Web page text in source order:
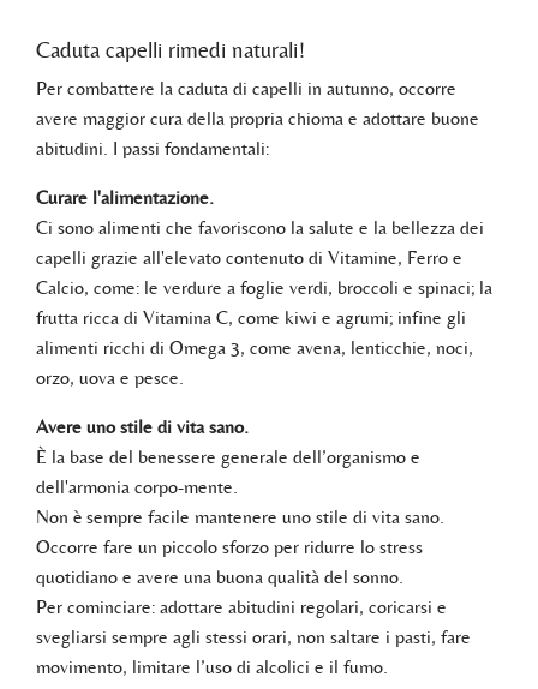
Caduta capelli rimedi naturali!
Per combattere la caduta di capelli in autunno, occorre
avere maggior cura della propria chioma e adottare buone
abitudini. I passi fondamentali:
Curare l'alimentazione.
Ci sono alimenti che favoriscono la salute e la bellezza dei
capelli grazie all'elevato contenuto di Vitamine, Ferro e
Calcio, come: le verdure a foglie verdi, broccoli e spinaci; la
frutta ricca di Vitamina C, come kiwi e agrumi; infine gli
alimenti ricchi di Omega 3, come avena, lenticchie, noci,
orzo, uova e pesce.
Avere uno stile di vita sano.
È la base del benessere generale dell’organismo e
dell'armonia corpo-mente.
Non è sempre facile mantenere uno stile di vita sano.
Occorre fare un piccolo sforzo per ridurre lo stress
quotidiano e avere una buona qualità del sonno.
Per cominciare: adottare abitudini regolari, coricarsi e
svegliarsi sempre agli stessi orari, non saltare i pasti, fare
movimento, limitare l’uso di alcolici e il fumo.